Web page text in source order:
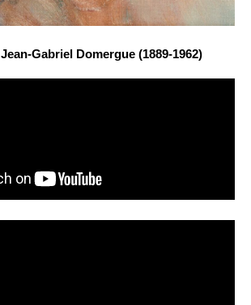
Jean-Gabriel Domergue (1889-1962)